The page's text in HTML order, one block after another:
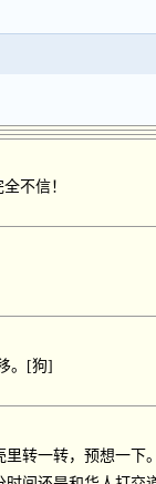
不信！
。[狗]
转一转，预想一下